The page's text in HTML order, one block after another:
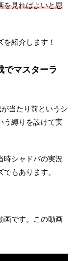
を見ればよいと思
紹介します！
でマスターラ
当たり前というシ
う縛りを設けて実
時シャドバの実況
もあります。
画です。この動画